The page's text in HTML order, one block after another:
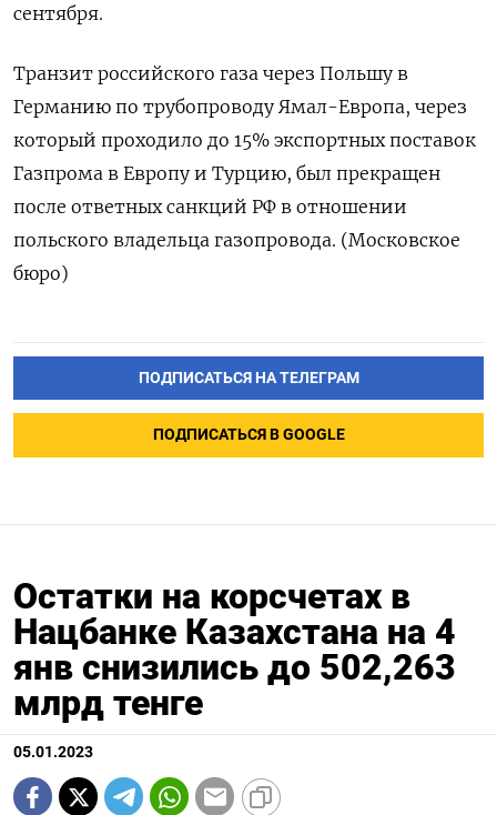
сентября.
Транзит российского газа через Польшу в
Германию по трубопроводу Ямал-Европа, через
который проходило до 15% экспортных поставок
Газпрома в Европу и Турцию, был прекращен
после ответных санкций РФ в отношении
польского владельца газопровода. (Московское
бюро)
ПОДПИСАТЬСЯ НА ТЕЛЕГРАМ
ПОДПИСАТЬСЯ В GOOGLE
Остатки на корсчетах в
Нацбанке Казахстана на 4
янв снизились до 502,263
млрд тенге
05.01.2023